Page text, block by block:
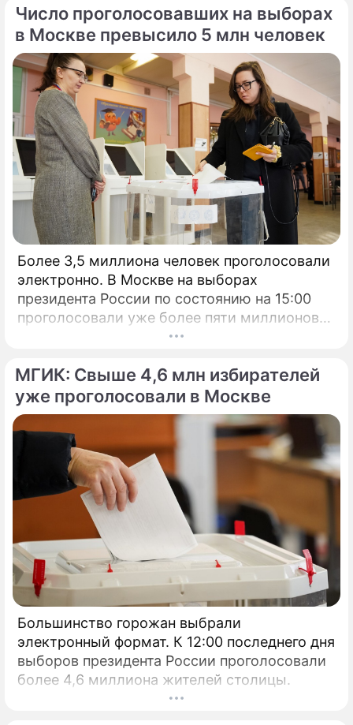
Число проголосовавших на выборах
в Москве превысило 5 млн человек
Более 3,5 миллиона человек проголосовали
электронно. В Москве на выборах
президента России по состоянию на 15:00
проголосовали уже более пяти миллионов
МГИК: Свыше 4,6 млн избирателей
уже проголосовали в Москве
Большинство горожан выбрали
электронный формат. К 12:00 последнего дня
выборов президента России проголосовали
более 4,6 миллиона жителей столицы.